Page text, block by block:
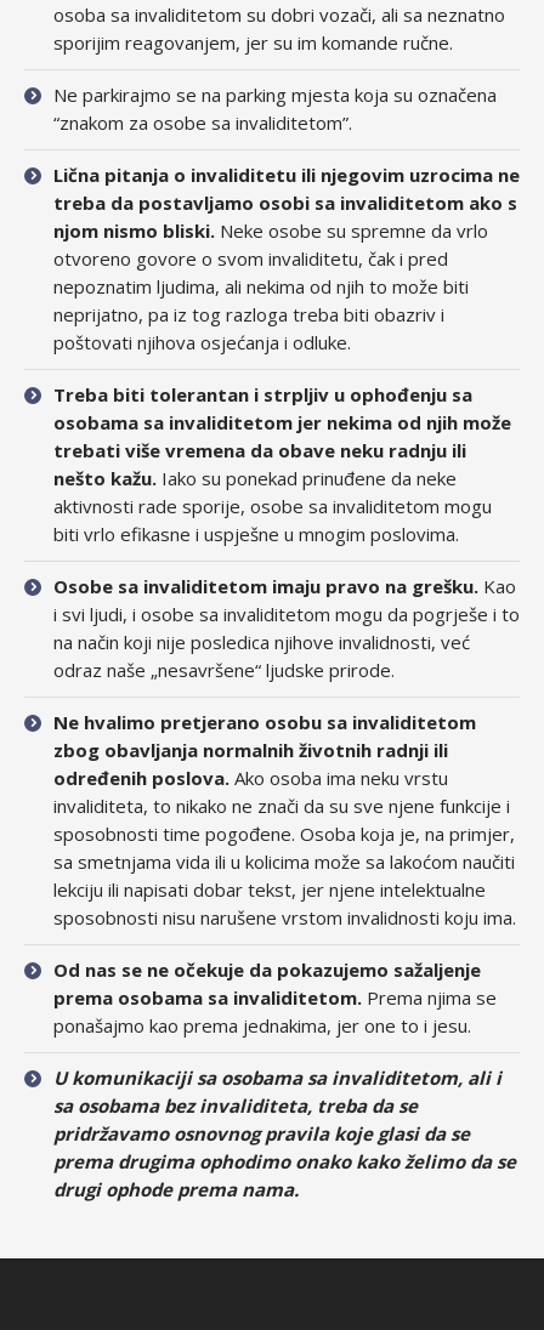
osoba sa invaliditetom su dobri vozači, ali sa neznatno
sporijim reagovanjem, jer su im komande ručne.
Ne parkirajmo se na parking mjesta koja su označena
“znakom za osobe sa invaliditetom”.
Lična pitanja o invaliditetu ili njegovim uzrocima ne
treba da postavljamo osobi sa invaliditetom ako s
njom nismo bliski. Neke osobe su spremne da vrlo
otvoreno govore o svom invaliditetu, čak i pred
nepoznatim ljudima, ali nekima od njih to može biti
neprijatno, pa iz tog razloga treba biti obazriv i
poštovati njihova osjećanja i odluke.
Treba biti tolerantan i strpljiv u ophođenju sa
osobama sa invaliditetom jer nekima od njih može
trebati više vremena da obave neku radnju ili
nešto kažu. Iako su ponekad prinuđene da neke
aktivnosti rade sporije, osobe sa invaliditetom mogu
biti vrlo efikasne i uspješne u mnogim poslovima.
Osobe sa invaliditetom imaju pravo na grešku. Kao
i svi ljudi, i osobe sa invaliditetom mogu da pogrješe i to
na način koji nije posledica njihove invalidnosti, već
odraz naše „nesavršene“ ljudske prirode.
Ne hvalimo pretjerano osobu sa invaliditetom
zbog obavljanja normalnih životnih radnji ili
određenih poslova. Ako osoba ima neku vrstu
invaliditeta, to nikako ne znači da su sve njene funkcije i
sposobnosti time pogođene. Osoba koja je, na primjer,
sa smetnjama vida ili u kolicima može sa lakoćom naučiti
lekciju ili napisati dobar tekst, jer njene intelektualne
sposobnosti nisu narušene vrstom invalidnosti koju ima.
Od nas se ne očekuje da pokazujemo sažaljenje
prema osobama sa invaliditetom. Prema njima se
ponašajmo kao prema jednakima, jer one to i jesu.
U komunikaciji sa osobama sa invaliditetom, ali i
sa osobama bez invaliditeta, treba da se
pridržavamo osnovnog pravila koje glasi da se
prema drugima ophodimo onako kako želimo da se
drugi ophode prema nama.